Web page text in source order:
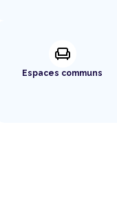
chair
Espaces communs